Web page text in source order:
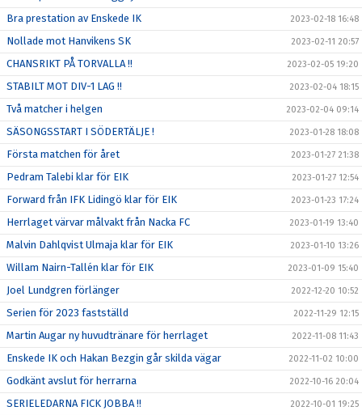
Bra prestation av Enskede IK 2023-02-18 16:48
Nollade mot Hanvikens SK 2023-02-11 20:57
CHANSRIKT PÅ TORVALLA !! 2023-02-05 19:20
STABILT MOT DIV-1 LAG !! 2023-02-04 18:15
Två matcher i helgen 2023-02-04 09:14
SÄSONGSSTART I SÖDERTÄLJE ! 2023-01-28 18:08
Första matchen för året 2023-01-27 21:38
Pedram Talebi klar för EIK 2023-01-27 12:54
Forward från IFK Lidingö klar för EIK 2023-01-23 17:24
Herrlaget värvar målvakt från Nacka FC 2023-01-19 13:40
Malvin Dahlqvist Ulmaja klar för EIK 2023-01-10 13:26
Willam Nairn-Tallén klar för EIK 2023-01-09 15:40
Joel Lundgren förlänger 2022-12-20 10:52
Serien för 2023 fastställd 2022-11-29 12:15
Martin Augar ny huvudtränare för herrlaget 2022-11-08 11:43
Enskede IK och Hakan Bezgin går skilda vägar 2022-11-02 10:00
Godkänt avslut för herrarna 2022-10-16 20:04
SERIELEDARNA FICK JOBBA !! 2022-10-01 19:25